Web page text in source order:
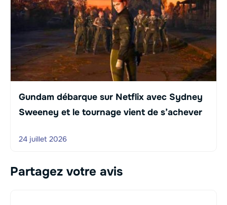
Gundam débarque sur Netflix avec Sydney
Sweeney et le tournage vient de s’achever
24 juillet 2026
Partagez votre avis